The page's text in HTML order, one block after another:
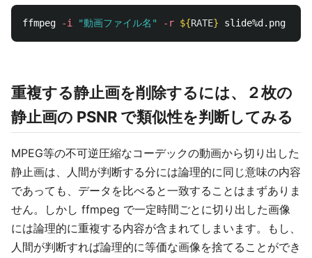
ffmpeg -i "動画ファイル名" -r ${RATE}
重複する静止画を削除するには、２枚の
静止画の PSNR で類似性を判断してみる
MPEG等の不可逆圧縮なコーデックの動画から切り出した
静止画は、人間が判断する分には論理的に同じ意味の内容
であっても、データを比べると一致することはまずありま
せん。しかし ffmpeg で一定時間ごとに切り出した画像
には論理的に重複する内容が含まれてしまいます。もし、
人間が判断すれば論理的に等価な画像を捨てることができ